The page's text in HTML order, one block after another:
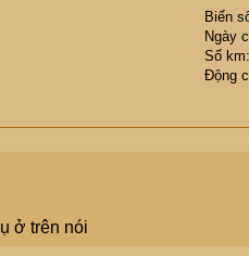
Biển
Ngày
Số km
Động
ở trên nói